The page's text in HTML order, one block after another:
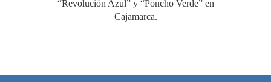
“Revolución Azul” y “Poncho Verde” en
Cajamarca.